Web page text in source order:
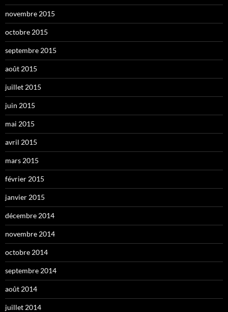
novembre 2015
octobre 2015
septembre 2015
août 2015
juillet 2015
juin 2015
mai 2015
avril 2015
mars 2015
février 2015
janvier 2015
décembre 2014
novembre 2014
octobre 2014
septembre 2014
août 2014
juillet 2014